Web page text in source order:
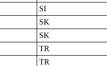
SI
SK
SK
TR
TR